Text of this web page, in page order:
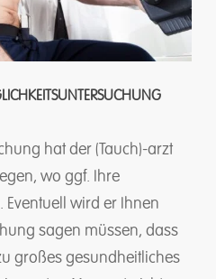
hat der (Tauch)-arzt
wo ggf. Ihre
Eventuell wird er Ihnen
sagen müssen, dass
großes gesundheitliches